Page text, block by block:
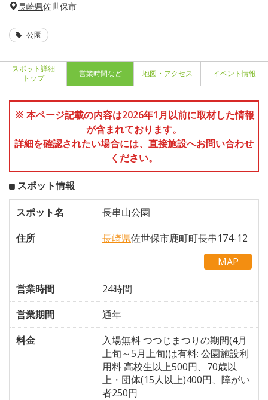
長崎県佐世保市
公園
スポット詳細
トップ
営業時間など 地図・アクセス イベント情報
※ 本ページ記載の内容は2026年1月以前に取材した情報
が含まれております。
詳細を確認されたい場合には、直接施設へお問い合わせ
ください。
スポット情報
スポット名
長串山公園
住所
長崎県佐世保市鹿町町長串174-12
MAP
営業時間
24時間
営業期間
通年
料金
入場無料 つつじまつりの期間(4月
上旬～5月上旬)は有料: 公園施設利
用料 高校生以上500円、70歳以
上・団体(15人以上)400円、障がい
者250円